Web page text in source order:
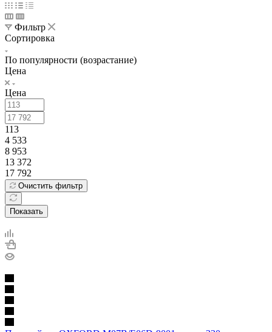
Фильтр
Сортировка
По популярности (возрастание)
Цена
Цена
113
4 533
8 953
13 372
17 792
Очистить фильтр
Показать